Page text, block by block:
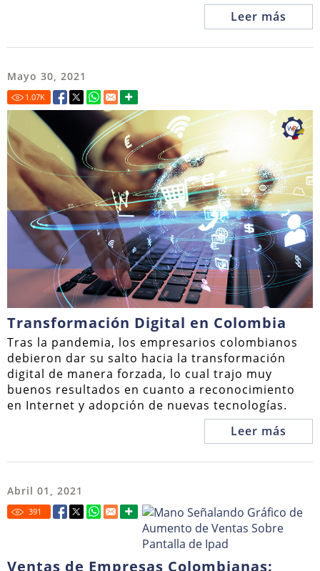
Leer más
Mayo 30, 2021
1.07K
Transformación Digital en Colombia
Tras la pandemia, los empresarios colombianos
debieron dar su salto hacia la transformación
digital de manera forzada, lo cual trajo muy
buenos resultados en cuanto a reconocimiento
en Internet y adopción de nuevas tecnologías.
Leer más
Abril 01, 2021
391
Ventas de Empresas Colombianas: